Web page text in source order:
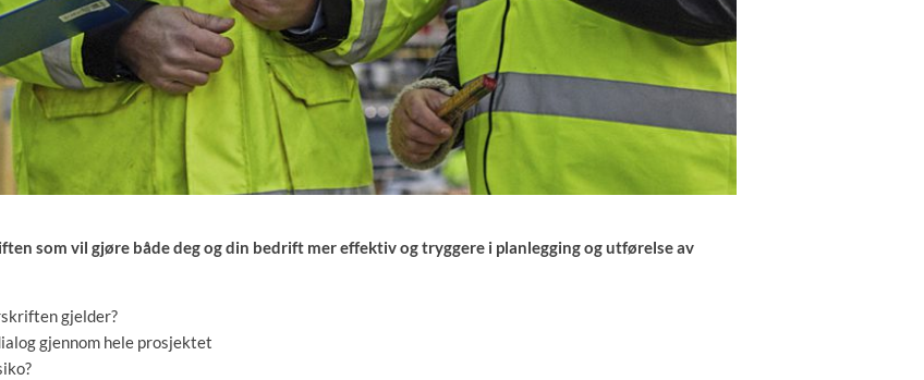
som vil gjøre både deg og din bedrift mer effektiv og tryggere i planlegging og utførelse av
gjelder?
gjennom hele prosjektet